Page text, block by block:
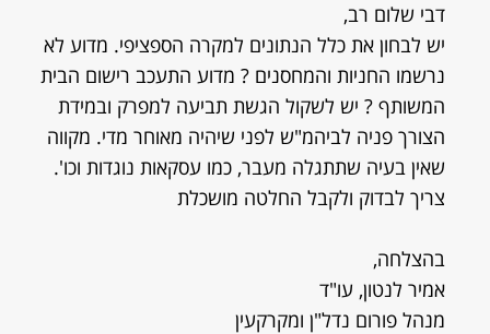
דבי שלום רב,
יש לבחון את כלל הנתונים למקרה הספציפי. מדוע לא
נרשמו החניות והמחסנים ? מדוע התעכב רישום הבית
המשותף ? יש לשקול הגשת תביעה למפרק ובמידת
הצורך פניה לביהמ"ש לפני שיהיה מאוחר מדי. מקווה
שאין בעיה שתתגלה מעבר, כמו עסקאות נוגדות וכו'.
צריך לבדוק ולקבל החלטה מושכלת
בהצלחה,
אמיר לנטון, עו"ד
מנהל פורום נדל"ן ומקרקעין